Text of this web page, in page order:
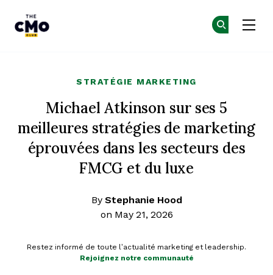
STRATÉGIE MARKETING
Michael Atkinson sur ses 5
meilleures stratégies de marketing
éprouvées dans les secteurs des
FMCG et du luxe
By Stephanie Hood
on May 21, 2026
Restez informé de toute l’actualité marketing et leadership.
Rejoignez notre communauté